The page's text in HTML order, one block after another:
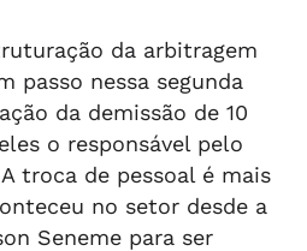
da arbitragem
passo nessa segunda
da demissão de 10
o responsável pelo
troca de pessoal é mais
no setor desde a
Seneme para ser